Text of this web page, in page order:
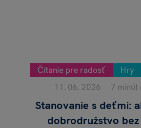
Čítanie pre radosť Hry
11. 06. 2026
7 minút
Stanovanie s deťmi:
dobrodružstvo